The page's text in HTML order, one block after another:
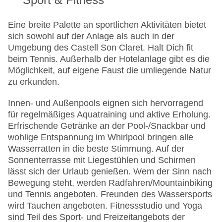
Eine breite Palette an sportlichen Aktivitäten bietet
sich sowohl auf der Anlage als auch in der
Umgebung des Castell Son Claret. Halt Dich fit
beim Tennis. Außerhalb der Hotelanlage gibt es die
Möglichkeit, auf eigene Faust die umliegende Natur
zu erkunden.
Innen- und Außenpools eignen sich hervorragend
für regelmäßiges Aquatraining und aktive Erholung.
Erfrischende Getränke an der Pool-/Snackbar und
wohlige Entspannung im Whirlpool bringen alle
Wasserratten in die beste Stimmung. Auf der
Sonnenterrasse mit Liegestühlen und Schirmen
lässt sich der Urlaub genießen. Wem der Sinn nach
Bewegung steht, werden Radfahren/Mountainbiking
und Tennis angeboten. Freunden des Wassersports
wird Tauchen angeboten. Fitnessstudio und Yoga
sind Teil des Sport- und Freizeitangebots der